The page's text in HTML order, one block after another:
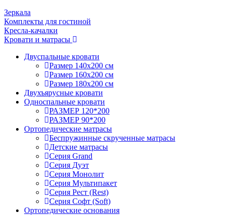
Зеркала
Комплекты для гостиной
Кресла-качалки
Кровати и матрасы
Двуспальные кровати
Размер 140х200 см
Размер 160х200 см
Размер 180х200 см
Двухъярусные кровати
Односпальные кровати
РАЗМЕР 120*200
РАЗМЕР 90*200
Ортопедические матрасы
Беспружинные скрученные матрасы
Детские матрасы
Серия Grand
Серия Дуэт
Серия Монолит
Серия Мультипакет
Серия Рест (Rest)
Серия Софт (Soft)
Ортопедические основания